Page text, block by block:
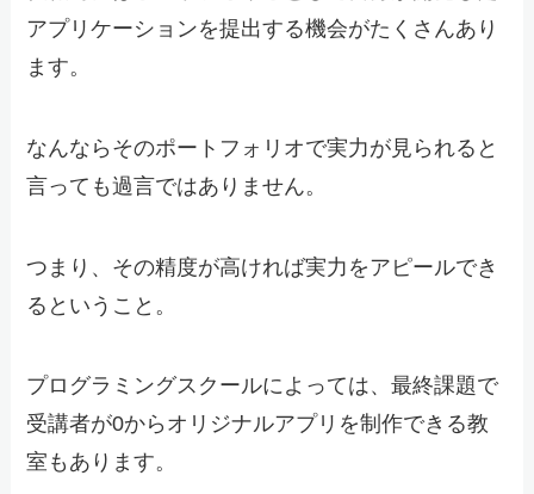
アプリケーションを提出する機会がたくさんあり
ます。
なんならそのポートフォリオで実力が見られると
言っても過言ではありません。
つまり、その精度が高ければ実力をアピールでき
るということ。
プログラミングスクールによっては、最終課題で
受講者が0からオリジナルアプリを制作できる教
室もあります。